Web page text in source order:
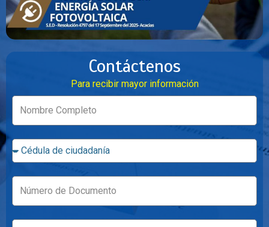
Contáctenos
Para recibir mayor información